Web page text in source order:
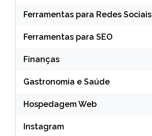
Ferramentas para Redes Sociais
Ferramentas para SEO
Finanças
Gastronomia e Saúde
Hospedagem Web
Instagram